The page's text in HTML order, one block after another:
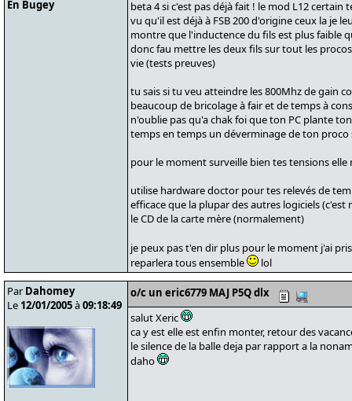
En Bugey
beta 4 si c'est pas déjà fait ! le mod L12
vu qu'il est déjà à FSB 200 d'origine ceux la je
montre que l'inductence du fils est plus faible
donc fau mettre les deux fils sur tout les
vie (tests preuves)
tu sais si tu veu atteindre les 800Mhz de gain
beaucoup de bricolage à fair et de temps à
n'oublie pas qu'a chak foi que ton PC plante
temps en temps un déverminage de ton proco
pour le moment surveille bien tes tensions
utilise hardware doctor pour tes relevés de
efficace que la plupar des autres logiciels
le CD de la carte mère (normalement)
je peux pas t'en dir plus pour le moment j'ai
reparlera tous ensemble
lol
Par Dahomey
Le 12/01/2005à09:18:49
o/c un eric6779 MAJ P5Q dlx
salut Xeric
ca y est elle est enfin monter, retour des
le silence de la balle deja par rapport a la
daho